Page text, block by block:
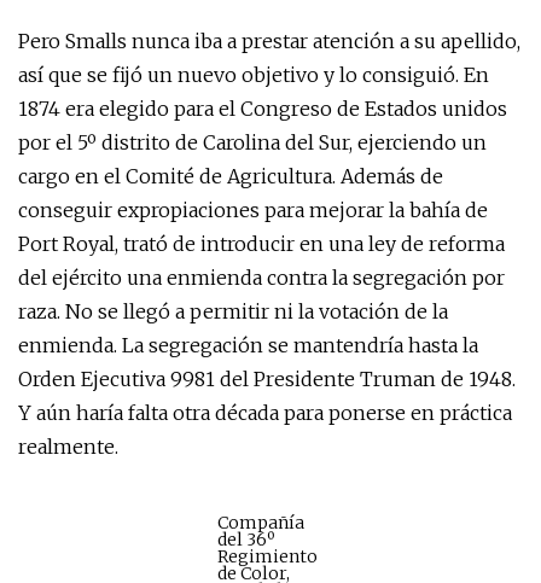
Pero Smalls nunca iba a prestar atención a su apellido,
así que se fijó un nuevo objetivo y lo consiguió. En
1874 era elegido para el Congreso de Estados unidos
por el 5º distrito de Carolina del Sur, ejerciendo un
cargo en el Comité de Agricultura. Además de
conseguir expropiaciones para mejorar la bahía de
Port Royal, trató de introducir en una ley de reforma
del ejército una enmienda contra la segregación por
raza. No se llegó a permitir ni la votación de la
enmienda. La segregación se mantendría hasta la
Orden Ejecutiva 9981 del Presidente Truman de 1948.
Y aún haría falta otra década para ponerse en práctica
realmente.
Compañía
del 36º
Regimiento
de Color,